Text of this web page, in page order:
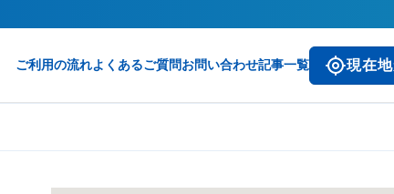
ご利用の流れよくあるご質問お問い合わせ記事一覧 現在